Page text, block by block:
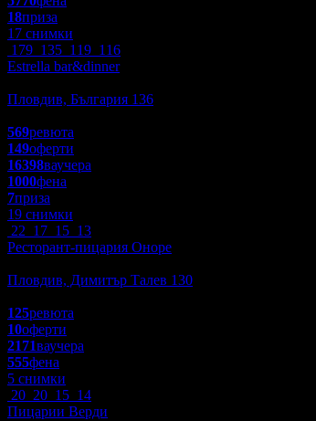
18приза
17 снимки
179 135 119 116
Estrella bar&dinner
Пловдив, България 136
569ревюта
149оферти
16398ваучера
1000фена
7приза
19 снимки
22 17 15 13
Ресторант-пицария Оноре
Пловдив, Димитър Талев 130
125ревюта
10оферти
2171ваучера
555фена
5 снимки
20 20 15 14
Пицарии Верди